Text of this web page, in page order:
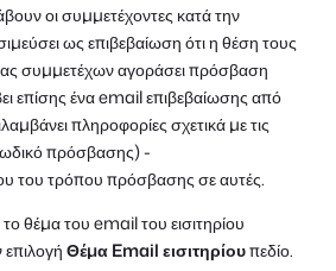
οι συμμετέχοντες κατά την
ως επιβεβαίωση ότι η θέση τους
συμμετέχων αγοράσει πρόσβαση
επίσης ένα email επιβεβαίωσης από
πληροφορίες σχετικά με τις
πρόσβασης) -
του τρόπου πρόσβασης σε αυτές.
θέμα του email του εισιτηρίου
Θέμα Email εισιτηρίουπεδίο.